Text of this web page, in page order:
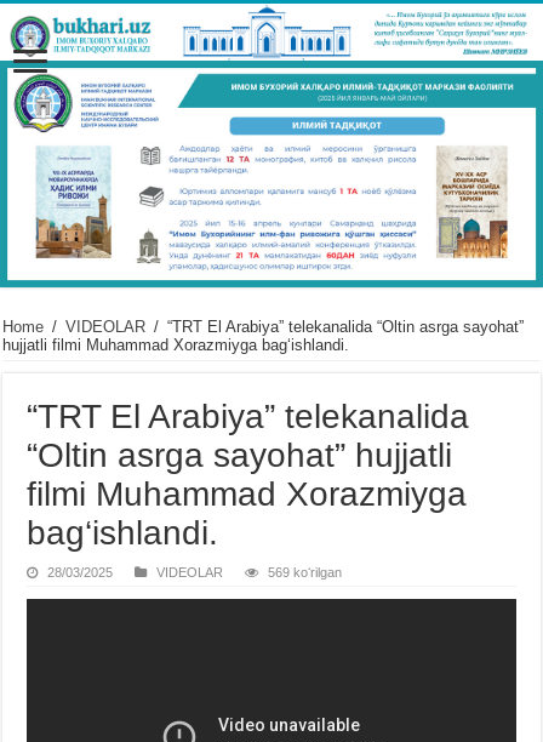
Home / VIDЕOLAR / “TRT El Arabiya” telekanalida “Oltin asrga sayohat”
hujjatli filmi Muhammad Xorazmiyga bag‘ishlandi.
“TRT El Arabiya” telekanalida
“Oltin asrga sayohat” hujjatli
filmi Muhammad Xorazmiyga
bag‘ishlandi.
28/03/2025 VIDЕOLAR 569 koʻrilgan